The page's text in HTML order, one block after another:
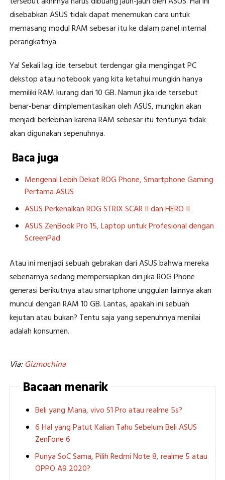
disebabkan ASUS tidak dapat menemukan cara untuk
memasang modul RAM sebesar itu ke dalam panel internal
perangkatnya.
Ya! Sekali lagi ide tersebut terdengar gila mengingat PC
dekstop atau notebook yang kita ketahui mungkin hanya
memiliki RAM kurang dari 10 GB. Namun jika ide tersebut
benar-benar diimplementasikan oleh ASUS, mungkin akan
menjadi berlebihan karena RAM sebesar itu tentunya tidak
akan digunakan sepenuhnya.
Baca juga
Mengenal Lebih Dekat ROG Phone, Smartphone Gaming
Pertama ASUS
ASUS Perkenalkan ROG STRIX SCAR II dan HERO II
ASUS ZenBook Pro 15, Laptop untuk Profesional dengan
ScreenPad
Atau ini menjadi sebuah gebrakan dari ASUS bahwa mereka
sebenarnya sedang mempersiapkan diri jika ROG Phone
generasi berikutnya atau smartphone unggulan lainnya akan
muncul dengan RAM 10 GB. Lantas, apakah ini sebuah
kejutan atau bukan? Tentu saja yang sepenuhnya menilai
adalah konsumen.
Via:Gizmochina
Bacaan menarik
Beli yang Mana, vivo S1 Pro atau realme 5s?
6 Hal yang Patut Kalian Tahu Sebelum Beli ASUS
ZenFone 6
Punya SoC Sama, Pilih Redmi Note 8, realme 5 atau
OPPO A9 2020?